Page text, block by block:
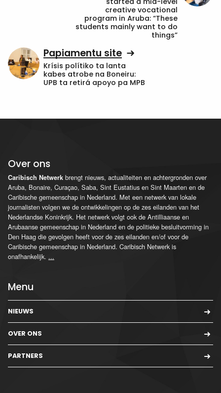
creative vocational
program in Aruba: “These
students mainly want to do
things”
Papiamentu site
Krísis polítiko ta lanta
kabes atrobe na Boneiru:
UPB ta retirá apoyo pa MPB
Over ons
Caribisch Netwerk brengt nieuws, actualiteiten en achtergronden over
Aruba, Bonaire, Curaçao, Saba, Sint Eustatius en Sint Maarten en de
Caribische gemeenschap in Nederland. Met een netwerk van lokale
journalisten volgen we de ontwikkelingen op de zes eilanden van het
Nederlandse Koninkrijk. Het netwerk volgt ook de Antilliaanse en
Arubaanse gemeenschap in Nederland en de politieke besluitvorming in
Den Haag die gevolgen heeft voor de zes eilanden en/of voor de
Caribische gemeenschap in Nederland. Caribisch Netwerk is
onafhankelijk. ...
Menu
NIEUWS
OVER ONS
PARTNERS